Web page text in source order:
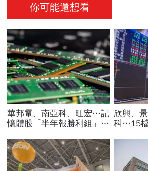
你可能還想看
華邦電、南亞科、旺宏…記
憶體股「半年報勝利組」是
檔2天砍6.2萬張為什麼
欣興、
科…15
指期夜
開飆？